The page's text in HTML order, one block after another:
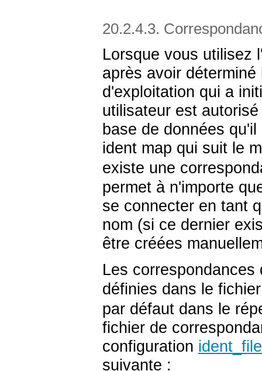
20.2.4.3.
Lorsque vous utilisez
après avoir
d'exploitation qui a
utilisateur est
base de données
ident map qui suit le
existe une
permet à n'importe
se connecter en tant
nom (si ce dernier
être créées
Les
définies dans le
par défaut dans le
fichier de
configuration ident_file
suivante :